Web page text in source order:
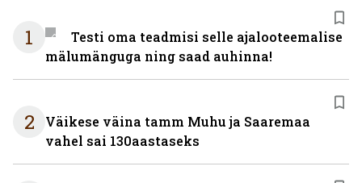
1
Testi oma teadmisi selle ajalooteemalise
mälumänguga ning saad auhinna!
2
Väikese väina tamm Muhu ja Saaremaa
vahel sai 130aastaseks